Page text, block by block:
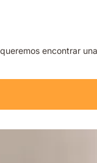
encontrar